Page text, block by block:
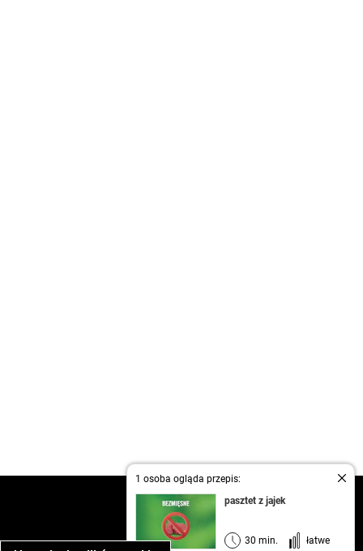
1 osoba ogląda przepis:
pasztet z jajek
30 min. łatwe
kontakt
regulamin
informacja o prywatności